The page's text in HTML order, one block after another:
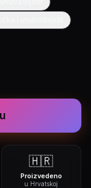
🇭🇷
Proizvedeno
u Hrvatskoj